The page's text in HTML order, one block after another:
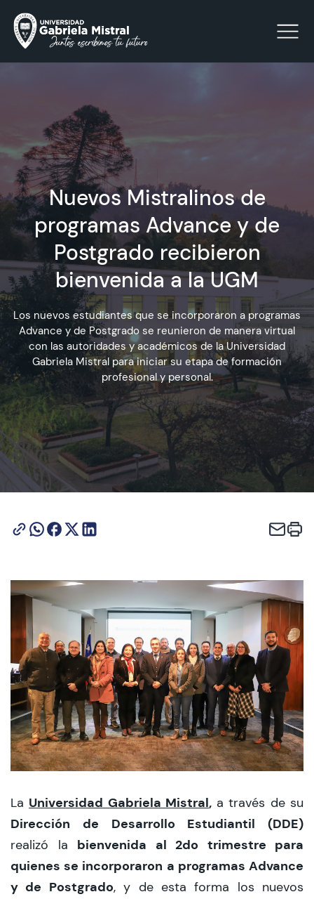
La Universidad
Facultades y Escuelas
Vinculación con el Medio
Investigación
Acreditación
Admisión
Dirección de Desarrollo Estudiantil
Becas y Beneficios
Estudiantes
Alumni
UGM Online
Language Center
CIEO
Contacto y Horarios
modo claro
Nuevos Mistralinos de
programas Advance y de
Postgrado recibieron
bienvenida a la UGM
Los nuevos estudiantes que se incorporaron a programas
Advance y de Postgrado se reunieron de manera virtual
con las autoridades y académicos de la Universidad
Gabriela Mistral para iniciar su etapa de formación
profesional y personal.
La Universidad Gabriela Mistral,a través de su
Dirección de Desarrollo Estudiantil (DDE)
realizó la bienvenida al 2do trimestre para
quienes se incorporaron a programas Advance
y de Postgrado, y de esta forma los nuevos